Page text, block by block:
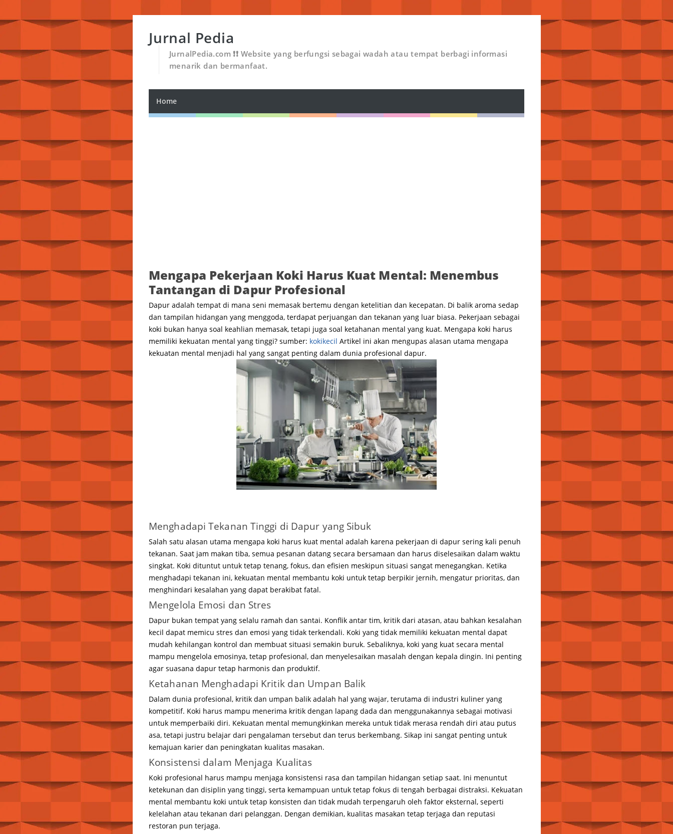
Jurnal Pedia
JurnalPedia.com ❗❗ Website yang berfungsi sebagai wadah atau tempat berbagi informasi
menarik dan bermanfaat.
Home
Mengapa Pekerjaan Koki Harus Kuat Mental: Menembus
Tantangan di Dapur Profesional
Dapur adalah tempat di mana seni memasak bertemu dengan ketelitian dan kecepatan. Di balik aroma sedap
dan tampilan hidangan yang menggoda, terdapat perjuangan dan tekanan yang luar biasa. Pekerjaan sebagai
koki bukan hanya soal keahlian memasak, tetapi juga soal ketahanan mental yang kuat. Mengapa koki harus
memiliki kekuatan mental yang tinggi? sumber: kokikecil Artikel ini akan mengupas alasan utama mengapa
kekuatan mental menjadi hal yang sangat penting dalam dunia profesional dapur.
Menghadapi Tekanan Tinggi di Dapur yang Sibuk
Salah satu alasan utama mengapa koki harus kuat mental adalah karena pekerjaan di dapur sering kali penuh
tekanan. Saat jam makan tiba, semua pesanan datang secara bersamaan dan harus diselesaikan dalam waktu
singkat. Koki dituntut untuk tetap tenang, fokus, dan efisien meskipun situasi sangat menegangkan. Ketika
menghadapi tekanan ini, kekuatan mental membantu koki untuk tetap berpikir jernih, mengatur prioritas, dan
menghindari kesalahan yang dapat berakibat fatal.
Mengelola Emosi dan Stres
Dapur bukan tempat yang selalu ramah dan santai. Konflik antar tim, kritik dari atasan, atau bahkan kesalahan
kecil dapat memicu stres dan emosi yang tidak terkendali. Koki yang tidak memiliki kekuatan mental dapat
mudah kehilangan kontrol dan membuat situasi semakin buruk. Sebaliknya, koki yang kuat secara mental
mampu mengelola emosinya, tetap profesional, dan menyelesaikan masalah dengan kepala dingin. Ini penting
agar suasana dapur tetap harmonis dan produktif.
Ketahanan Menghadapi Kritik dan Umpan Balik
Dalam dunia profesional, kritik dan umpan balik adalah hal yang wajar, terutama di industri kuliner yang
kompetitif. Koki harus mampu menerima kritik dengan lapang dada dan menggunakannya sebagai motivasi
untuk memperbaiki diri. Kekuatan mental memungkinkan mereka untuk tidak merasa rendah diri atau putus
asa, tetapi justru belajar dari pengalaman tersebut dan terus berkembang. Sikap ini sangat penting untuk
kemajuan karier dan peningkatan kualitas masakan.
Konsistensi dalam Menjaga Kualitas
Koki profesional harus mampu menjaga konsistensi rasa dan tampilan hidangan setiap saat. Ini menuntut
ketekunan dan disiplin yang tinggi, serta kemampuan untuk tetap fokus di tengah berbagai distraksi. Kekuatan
mental membantu koki untuk tetap konsisten dan tidak mudah terpengaruh oleh faktor eksternal, seperti
kelelahan atau tekanan dari pelanggan. Dengan demikian, kualitas masakan tetap terjaga dan reputasi
restoran pun terjaga.